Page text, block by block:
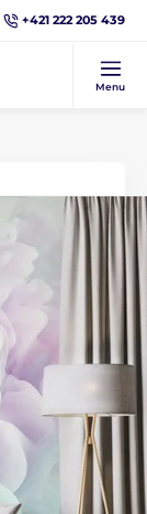
+421 222 205 439
Menu